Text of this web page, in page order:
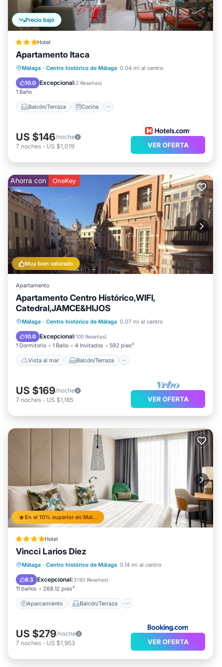
Precio bajó
Hotel
Apartamento Itaca
Málaga · Centro histórico de Málaga 0.04 mi al centro
10.0 Excepcional(2 Reseñas)
1 Baño
Balcón/Terraza Cocina
Balcón/Terraza
Cocina
Aire acondicionado
US $146/noche
7 noches - US $1,019 VER OFERTA
Muy bien valorado
Ahorra con OneKey
Apartamento
Apartamento Centro Histórico,WIFI,
Catedral,JAMCE&HIJOS
Málaga · Centro histórico de Málaga 0.07 mi al centro
10.0 Excepcional(100 Reseñas)
1 Dormitorio 1 Baño 4 Invitados 592 pies²
Vista al mar Balcón/Terraza
Vista al mar
Balcón/Terraza
Vistas
Cocina
US $169/noche
7 noches - US $1,185 VER OFERTA
En el 10% superior en Malaga Historic Centre
Hotel
Vincci Larios Diez
Málaga · Centro histórico de Málaga 0.14 mi al centro
9.3 Excepcional(3760 Reseñas)
11 baños 268.12 pies²
Aparcamiento Balcón/Terraza
Aparcamiento
Balcón/Terraza
Aire acondicionado
US $279/noche
7 noches - US $1,953 VER OFERTA